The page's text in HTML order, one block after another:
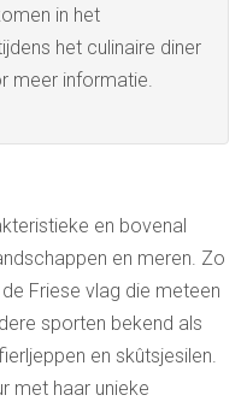
in het
het culinaire diner
meer informatie.
en bovenal
en meren. Zo
Friese vlag die meteen
sporten bekend als
en skûtsjesilen.
met haar unieke